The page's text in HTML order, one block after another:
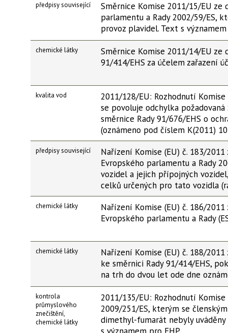
předpisy související
Směrnice Komise 2011/15/EU ze
parlamentu a Rady 2002/59/ES,
provoz plavidel. Text s
chemické látky
Směrnice Komise 2011/14/EU ze
91/414/EHS za účelem zařazení
kvalita vod
2011/128/EU: Rozhodnutí
se povoluje odchylka
směrnice Rady 91/676/EHS o
(oznámeno pod číslem K(2011)
předpisy související
Nařízení Komise (EU) č. 183/
Evropského parlamentu a Rady
vozidel a jejich přípojných
celků určených pro tato vozidla
chemické látky
Nařízení Komise (EU) č. 186/
Evropského parlamentu a Rady
chemické látky
Nařízení Komise (EU) č. 188/
ke směrnici Rady 91/414/EHS,
na trh do dvou let ode dne
kontrola
průmyslového
znečištění,
chemické látky
2011/135/EU: Rozhodnutí
2009/251/ES, kterým se
dimethyl-fumarát nebyly